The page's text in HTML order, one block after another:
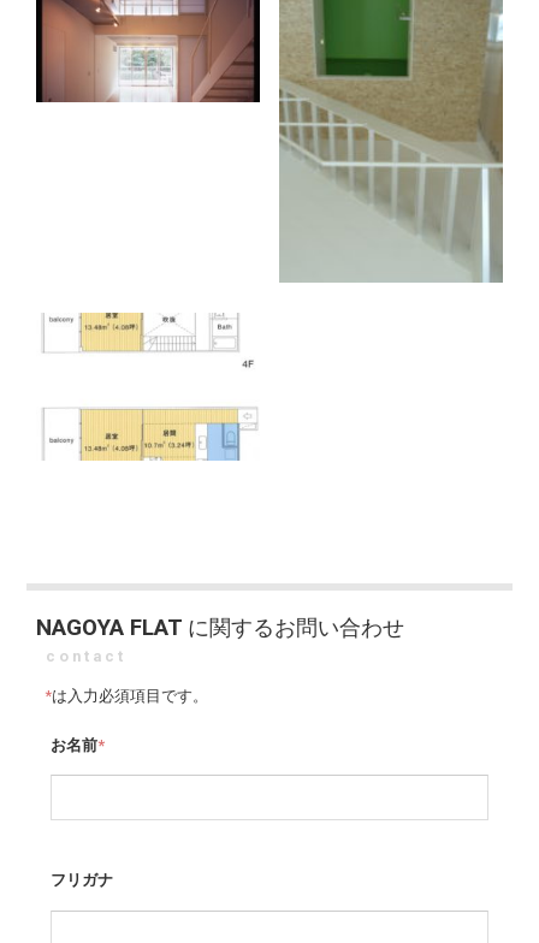
NAGOYA FLAT に関するお問い合わせ
contact
*は入力必須項目です。
お名前*
フリガナ